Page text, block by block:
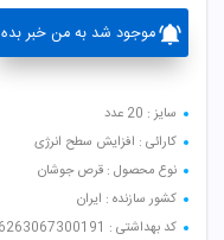
موجود شد به من خبر بده
سایز : 20 عدد
کارائی : افزایش سطح انرژی
نوع محصول : قرص جوشان
کشور سازنده : ایران
کد بهداشتی : 06263067300191